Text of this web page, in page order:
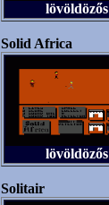
lövöldözős
Solid Africa
lövöldözős
Solitair